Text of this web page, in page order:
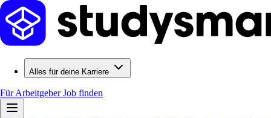
Alles für deine Karriere
Für ArbeitgeberJob finden